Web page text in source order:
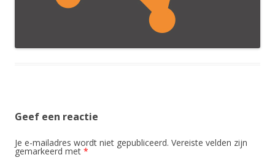
Geef een reactie
Je e-mailadres wordt niet gepubliceerd. Vereiste velden zijn
gemarkeerd met *